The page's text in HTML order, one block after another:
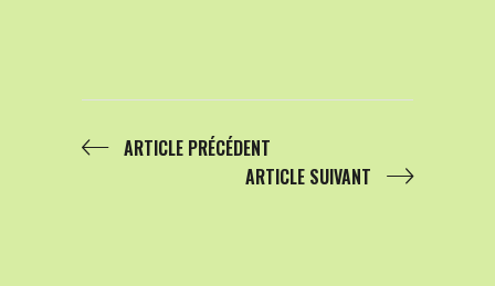
ARTICLE PRÉCÉDENT
ARTICLE SUIVANT